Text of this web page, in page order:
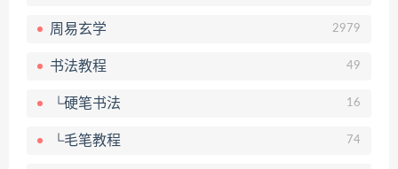
周易玄学 2979
书法教程 49
└硬笔书法 16
└毛笔教程 74